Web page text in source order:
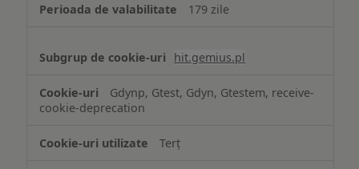
179 zile
hit.gemius.pl
Gdynp, Gtest, Gdyn, Gtestem, receive-
cookie-deprecation
Terț